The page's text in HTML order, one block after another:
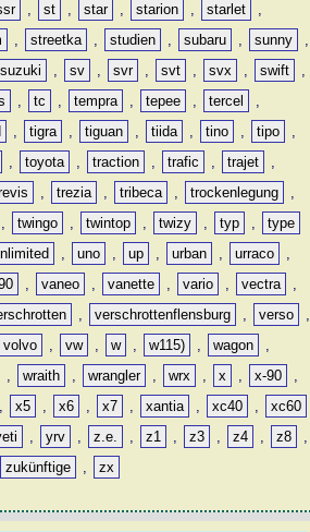
, st , star , starion , starlet
,
, streetka , studien , subaru , sunny
,
suzuki , sv , svr , svt , svx , swift
,
, tc , tempra , tepee , tercel
,
, tigra , tiguan , tiida , tino , tipo
,
, toyota , traction , trafic , trajet
,
, trezia , tribeca , trockenlegung
,
, twingo , twintop , twizy , typ ,
type
, uno , up , urban , urraco
,
, vaneo , vanette , vario , vectra
,
, verschrottenflensburg , verso
,
volvo , vw , w , w115) , wagon
,
, wraith , wrangler , wrx , x , x-90
,
, x5 , x6 , x7 , xantia , xc40 ,
xc60
, yrv , z.e. , z1 , z3 , z4 , z8
,
zukünftige , zx